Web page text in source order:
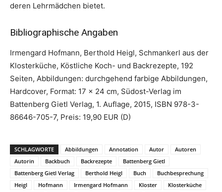
deren Lehrmädchen bietet.
Bibliographische Angaben
Irmengard Hofmann, Berthold Heigl, Schmankerl aus der
Klosterküche, Köstliche Koch- und Backrezepte, 192
Seiten, Abbildungen: durchgehend farbige Abbildungen,
Hardcover, Format: 17 x 24 cm, Südost-Verlag im
Battenberg Gietl Verlag, 1. Auflage, 2015, ISBN 978-3-
86646-705-7, Preis: 19,90 EUR (D)
SCHLAGWORTE Abbildungen Annotation Autor
Autoren
Autorin
Backbuch Backrezepte
Battenberg Gietl
Battenberg Gietl Verlag
Berthold Heigl Buch
Buchbesprechung
Heigl
Hofmann Irmengard Hofmann Kloster
Klosterküche